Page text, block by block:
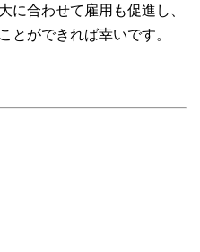
に合わせて雇用も促進し、
とができれば幸いです。